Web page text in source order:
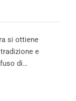
si ottiene
e
di…